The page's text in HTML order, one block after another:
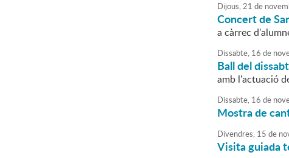
Dijous,21 de
Concert de
a càrrec
Dissabte, 16 de
Ball del
amb l'actuació
Dissabte, 16 de
Mostra de
Divendres, 15 de
Visita guiada